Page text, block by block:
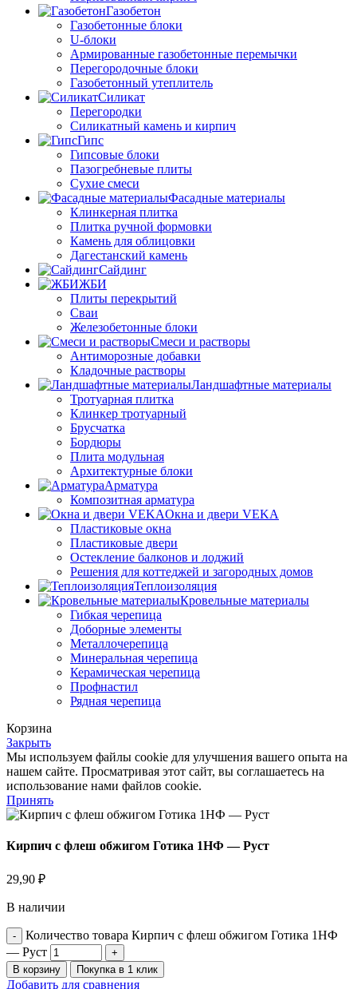
Газобетон
Газобетонные блоки
U-блоки
Армированные газобетонные перемычки
Перегородочные блоки
Газобетонный утеплитель
Силикат
Перегородки
Силикатный камень и кирпич
Гипс
Гипсовые блоки
Пазогребневые плиты
Сухие смеси
Фасадные материалы
Клинкерная плитка
Плитка ручной формовки
Камень для облицовки
Дагестанский камень
Сайдинг
ЖБИ
Плиты перекрытий
Сваи
Железобетонные блоки
Cмеси и растворы
Антиморозные добавки
Кладочные растворы
Ландшафтные материалы
Тротуарная плитка
Клинкер тротуарный
Брусчатка
Бордюры
Плита модульная
Архитектурные блоки
Арматура
Композитная арматура
Окна и двери VEKA
Пластиковые окна
Пластиковые двери
Остекление балконов и лоджий
Решения для коттеджей и загородных домов
Теплоизоляция
Кровельные материалы
Гибкая черепица
Доборные элементы
Металлочерепица
Минеральная черепица
Керамическая черепица
Профнастил
Рядная черепица
Корзина
Закрыть
Мы используем файлы cookie для улучшения вашего опыта на
нашем сайте. Просматривая этот сайт, вы соглашаетесь на
использование нами файлов cookie.
Принять
Кирпич с флеш обжигом Готика 1НФ — Руст
29,90 ₽
В наличии
Количество товара Кирпич с флеш обжигом Готика 1НФ
— Руст
В корзину Покупка в 1 клик
Добавить для сравнения